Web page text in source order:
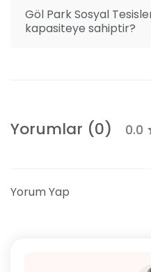
Göl Park Sosyal
kapasiteye sahiptir?
Yorumlar (0) 0.0
Yorum Yap